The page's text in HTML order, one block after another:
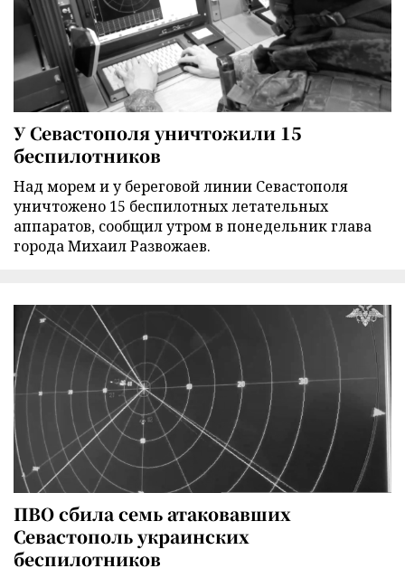
У Севастополя уничтожили 15
беспилотников
Над морем и у береговой линии Севастополя
уничтожено 15 беспилотных летательных
аппаратов, сообщил утром в понедельник глава
города Михаил Развожаев.
ПВО сбила семь атаковавших
Севастополь украинских
беспилотников